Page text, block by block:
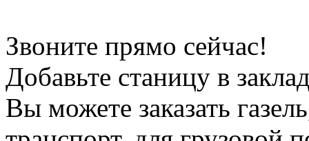
Звоните прямо сейчас!
Добавьте станицу в
Вы можете заказать